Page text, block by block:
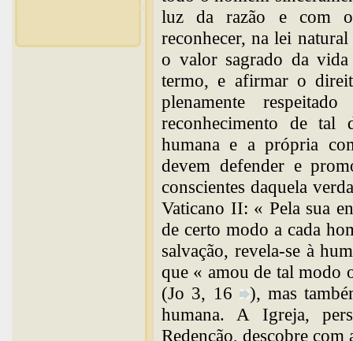
/home/dicionar/public_html/online.php luz da razão e com
reconhecer, na lei
o valor sagrado da
termo, e afirmar o
plenamente
reconhecimento de
humana e a própria
devem defender e
conscientes daquela
Vaticano II: « Pela sua
de certo modo a cada
salvação, revela-se à
que « amou de tal modo
(Jo 3, 16
), mas
humana. A Igreja,
Redenção, descobre com